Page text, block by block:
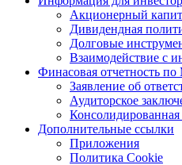
Акционерный
Дивидендная
Долговые
Взаимодействие с
Финасовая отчетность
Заявление об
Аудиторское
Консолидированная
Дополнительные ссылки
Приложения
Политика Cookie